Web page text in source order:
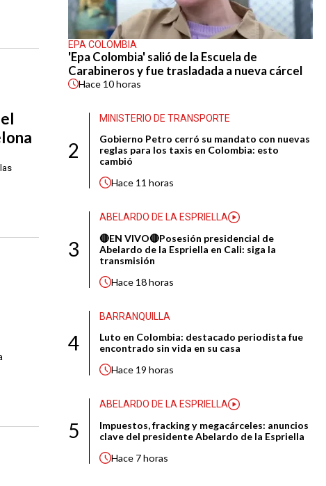
EPA COLOMBIA
'Epa Colombia' salió de la Escuela de
Carabineros y fue trasladada a nueva cárcel
Hace 10 horas
2
MINISTERIO DE TRANSPORTE
Gobierno Petro cerró su mandato con nuevas
reglas para los taxis en Colombia: esto
cambió
Hace 11 horas
3
ABELARDO DE LA ESPRIELLA
🔴EN VIVO🔴Posesión presidencial de
Abelardo de la Espriella en Cali: siga la
transmisión
Hace 18 horas
4
BARRANQUILLA
Luto en Colombia: destacado periodista fue
encontrado sin vida en su casa
Hace 19 horas
5
ABELARDO DE LA ESPRIELLA
Impuestos, fracking y megacárceles: anuncios
clave del presidente Abelardo de la Espriella
Hace 7 horas